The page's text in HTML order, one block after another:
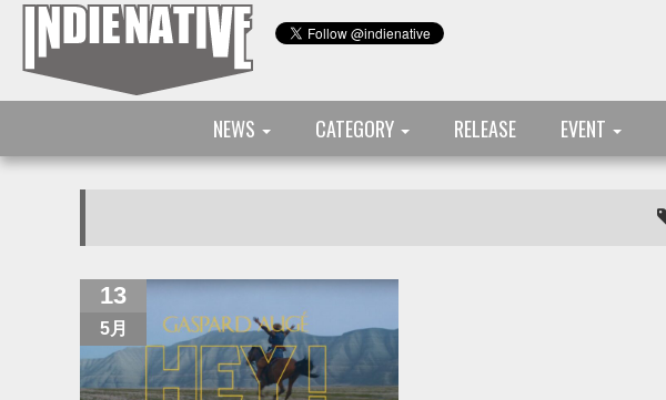
NEWS CATEGORY RELEASE EVENT
13
5月